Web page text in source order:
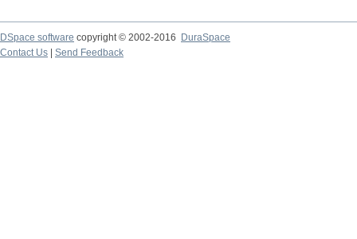
DSpace software copyright © 2002-2016
DuraSpace
Contact Us
Send Feedback